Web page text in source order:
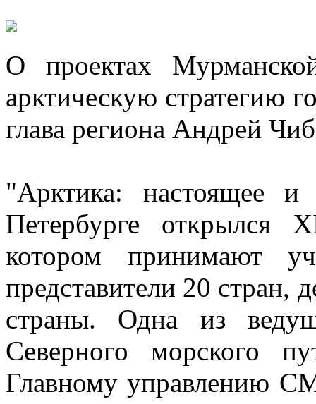
О проектах
арктическую стратегию
глава региона Андрей
"Арктика: настоящее
Петербурге
котором принимают
представители 20 стран,
страны. Одна из
Северного морского
Главному управлению